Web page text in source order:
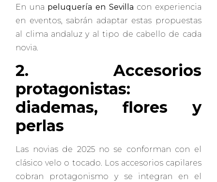
En una peluquería en Sevilla con experiencia
en eventos, sabrán adaptar estas propuestas
al clima andaluz y al tipo de cabello de cada
novia.
2. Accesorios
protagonistas:
diademas, flores y
perlas
Las novias de 2025 no se conforman con el
clásico velo o tocado. Los accesorios capilares
cobran protagonismo y se integran en el